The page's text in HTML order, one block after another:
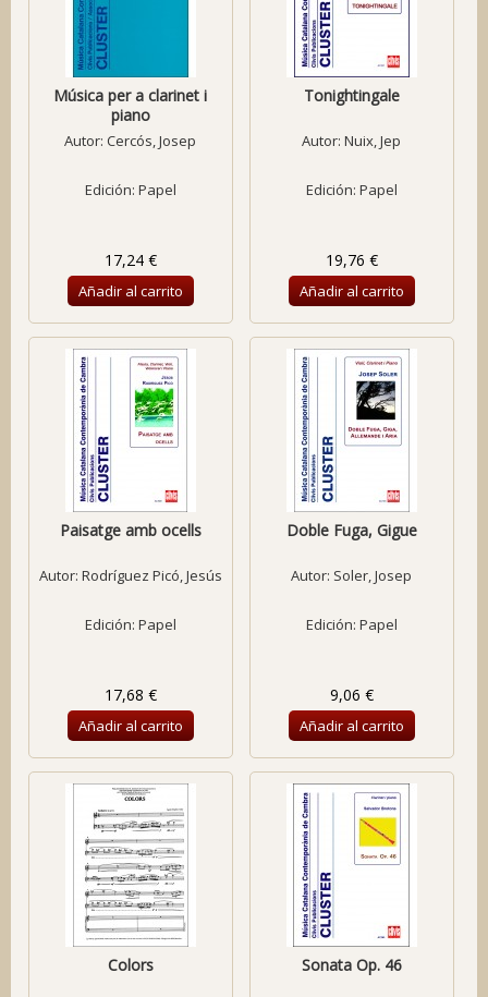
Música per a clarinet i
piano
Autor:Cercós, Josep
Edición: Papel
17,24 €
Añadir al carrito
Tonightingale
Autor:Nuix, Jep
Edición: Papel
19,76 €
Añadir al carrito
Paisatge amb ocells
Autor: Rodríguez Picó, Jesús
Edición: Papel
17,68 €
Añadir al carrito
Doble Fuga, Gigue
Autor: Soler, Josep
Edición: Papel
9,06 €
Añadir al carrito
Colors Sonata Op. 46